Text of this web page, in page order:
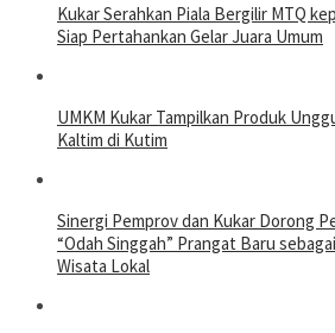
Kukar Serahkan Piala Bergilir MTQ
Siap Pertahankan Gelar Juara Umum
UMKM Kukar Tampilkan Produk
Kaltim di Kutim
Sinergi Pemprov dan Kukar Dorong
“Odah Singgah” Prangat Baru
Wisata Lokal